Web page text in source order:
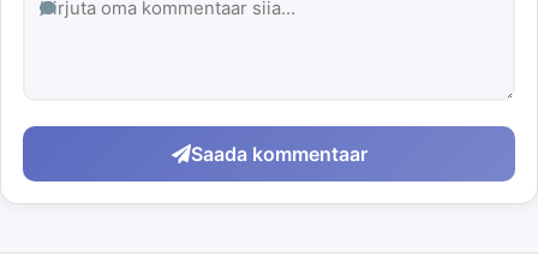
Saada kommentaar